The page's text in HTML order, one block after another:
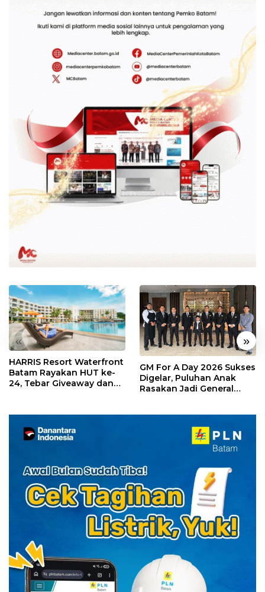
« »
HARRIS Resort Waterfront
Batam Rayakan HUT ke-
24, Tebar Giveaway dan
GM For A Day 2026 Sukses
Digelar, Puluhan Anak
Rasakan Jadi General